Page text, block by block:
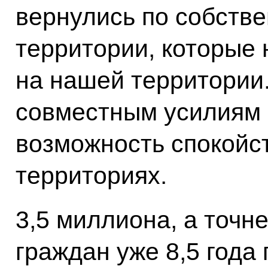
вернулись по
территории, которые
на нашей
совместным усилиям
возможность
территориях.
3,5 миллиона, а
граждан уже 8,5